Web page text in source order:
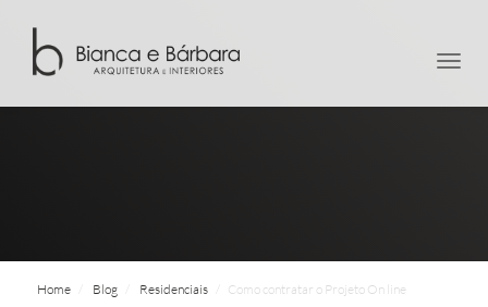
Home Blog Residenciais Como contratar o Projeto On line